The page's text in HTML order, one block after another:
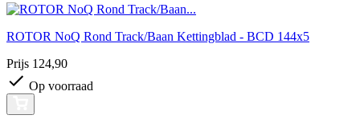
ROTOR NoQ Rond Track/Baan Kettingblad - BCD 144x5
Prijs 124,90
Op voorraad